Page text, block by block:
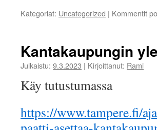
Kategoriat: Uncategorized | Kommentit
Kantakaupungin
Julkaistu: 9.3.2023 | Kirjoittanut: Rami
Käy tutustumassa
https://www.tampere.fi/